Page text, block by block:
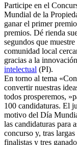
Participe en el
Mundial de la
ganar el primer
premios. Dé rienda
segundos que
comunidad local
gracias a la
intelectual (PI).
En torno al tema
convertir nuestras
todos prosperemos,
100 candidaturas. El
motivo del Día
las candidaturas para
concurso y, tras
finalistas y tres